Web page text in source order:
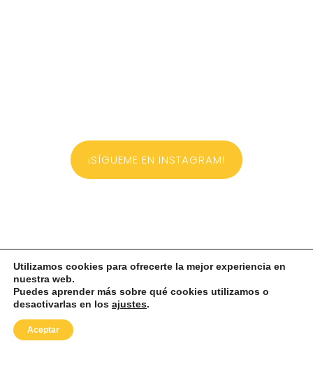
¡SÍGUEME EN INSTAGRAM!
Utilizamos cookies para ofrecerte la mejor experiencia en
nuestra web.
Puedes aprender más sobre qué cookies utilizamos o
desactivarlas en los ajustes.
Aceptar